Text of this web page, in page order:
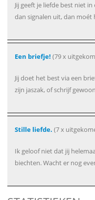
Jij geeft je liefde best niet
dan signalen uit, dan moét
Een briefje! (79 x
Jij doet het best via een
zijn jaszak, of schrijf
Stille liefde. (7 x
Ik geloof niet dat jij
biechten. Wacht er nog